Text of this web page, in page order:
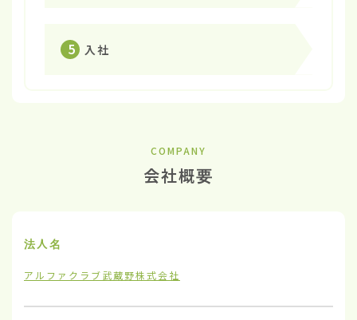
5 入社
COMPANY
会社概要
法人名
アルファクラブ武蔵野株式会社